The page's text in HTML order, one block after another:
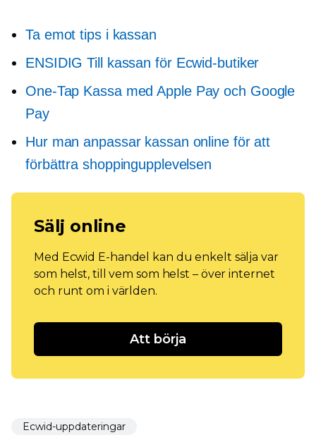
Ta emot tips i kassan
ENSIDIG Till kassan för Ecwid-butiker
One-Tap Kassa med Apple Pay och Google
Pay
Hur man anpassar kassan online för att
förbättra shoppingupplevelsen
Sälj online
Med Ecwid E-handel kan du enkelt sälja var
som helst, till vem som helst – över internet
och runt om i världen.
Att börja
Ecwid-uppdateringar